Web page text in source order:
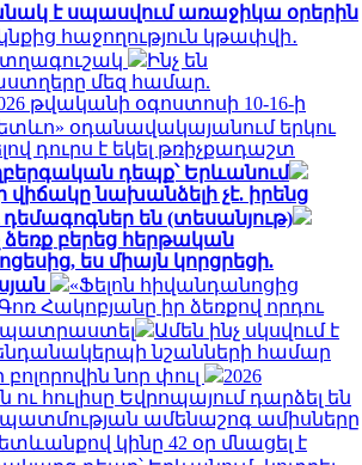
է սպասվում առաջիկա օրերին
հաջողություն կթափվի․
Ինչ են
մեզ համար.
թվականի օգոստոսի 10-16-ի
օդանավակայանում երկու
դուրս է եկել թռիչքադաշտ
դեպք՝ Երևանում
վիճակը նախանձելի չէ. իրենց
են (տեսանյութ)
ձեռք բերեց հերթական
ես միայն կորցրեցի.
«Ֆելոն հիվանդանոցից
Հակոբյանը իր ձեռքով որդու
պատրաստել
Ամեն ինչ սկսվում է
նշանների համար
նոր փուլ
2026
հուլիսը Եվրոպայում դարձել են
ամենաշոգ ամիսները
կինը 42 օր մնացել է